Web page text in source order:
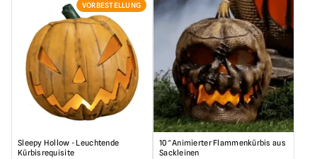
VORBESTELLUNG
Sleepy Hollow - Leuchtende
Kürbisrequisite
10″ Animierter Flammenkürbis aus
Sackleinen